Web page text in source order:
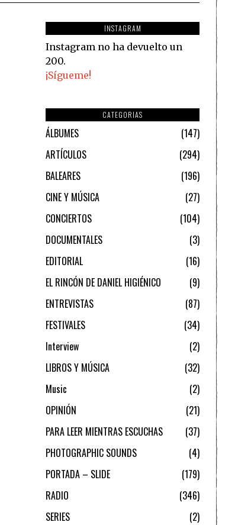
INSTAGRAM
Instagram no ha devuelto un
200.
¡Sígueme!
CATEGORIAS
ÁLBUMES
147
ARTÍCULOS
294
BALEARES
196
CINE Y MÚSICA
27
CONCIERTOS
104
DOCUMENTALES
3
EDITORIAL
16
EL RINCÓN DE DANIEL HIGIÉNICO
9
ENTREVISTAS
87
FESTIVALES
34
Interview
2
LIBROS Y MÚSICA
32
Music
2
OPINIÓN
21
PARA LEER MIENTRAS ESCUCHAS
37
PHOTOGRAPHIC SOUNDS
4
PORTADA – SLIDE
179
RADIO
346
SERIES
2